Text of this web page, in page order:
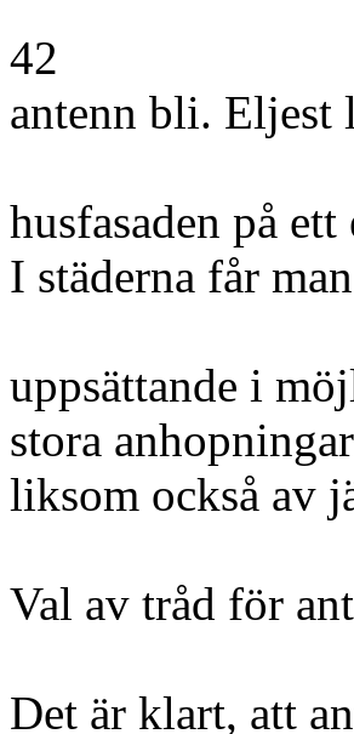
42
antenn bli. Eljest
husfasaden på
I städerna får
uppsättande i
stora
liksom också av
Val av tråd för
Det är klart, att